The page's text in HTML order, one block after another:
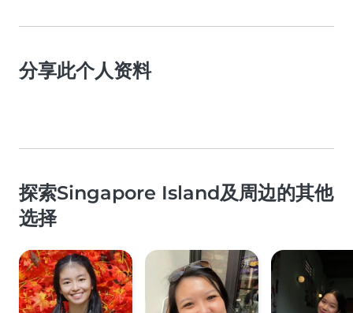
分享此个人资料
探索Singapore Island及周边的其他
选择